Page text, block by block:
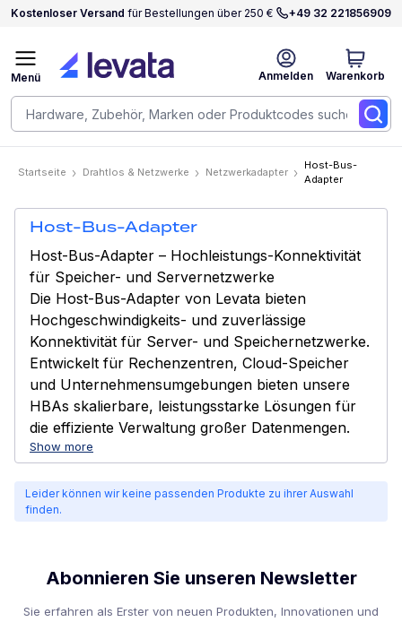
Kostenloser Versand für Bestellungen über 250 € +49 32 221856909
Anmelden Warenkorb
Menü
Startseite Drahtlos & Netzwerke Netzwerkadapter
Host-Bus-
Adapter
Host-Bus-Adapter
Host-Bus-Adapter – Hochleistungs-Konnektivität
für Speicher- und Servernetzwerke
Die Host-Bus-Adapter von Levata bieten
Hochgeschwindigkeits- und zuverlässige
Konnektivität für Server- und Speichernetzwerke.
Entwickelt für Rechenzentren, Cloud-Speicher
und Unternehmensumgebungen bieten unsere
HBAs skalierbare, leistungsstarke Lösungen für
die effiziente Verwaltung großer Datenmengen.
Show more
Leider können wir keine passenden Produkte zu ihrer Auswahl
finden.
Abonnieren Sie unseren Newsletter
Sie erfahren als Erster von neuen Produkten, Innovationen und